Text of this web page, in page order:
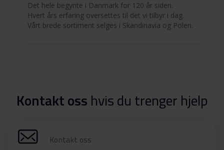
Det hele begynte i Danmark for 120 år siden.
Hvert års erfaring oversettes til det vi tilbyr i dag.
Vårt brede sortiment selges i Skandinavia og Polen.
Kontakt oss hvis du trenger hjelp
Kontakt oss